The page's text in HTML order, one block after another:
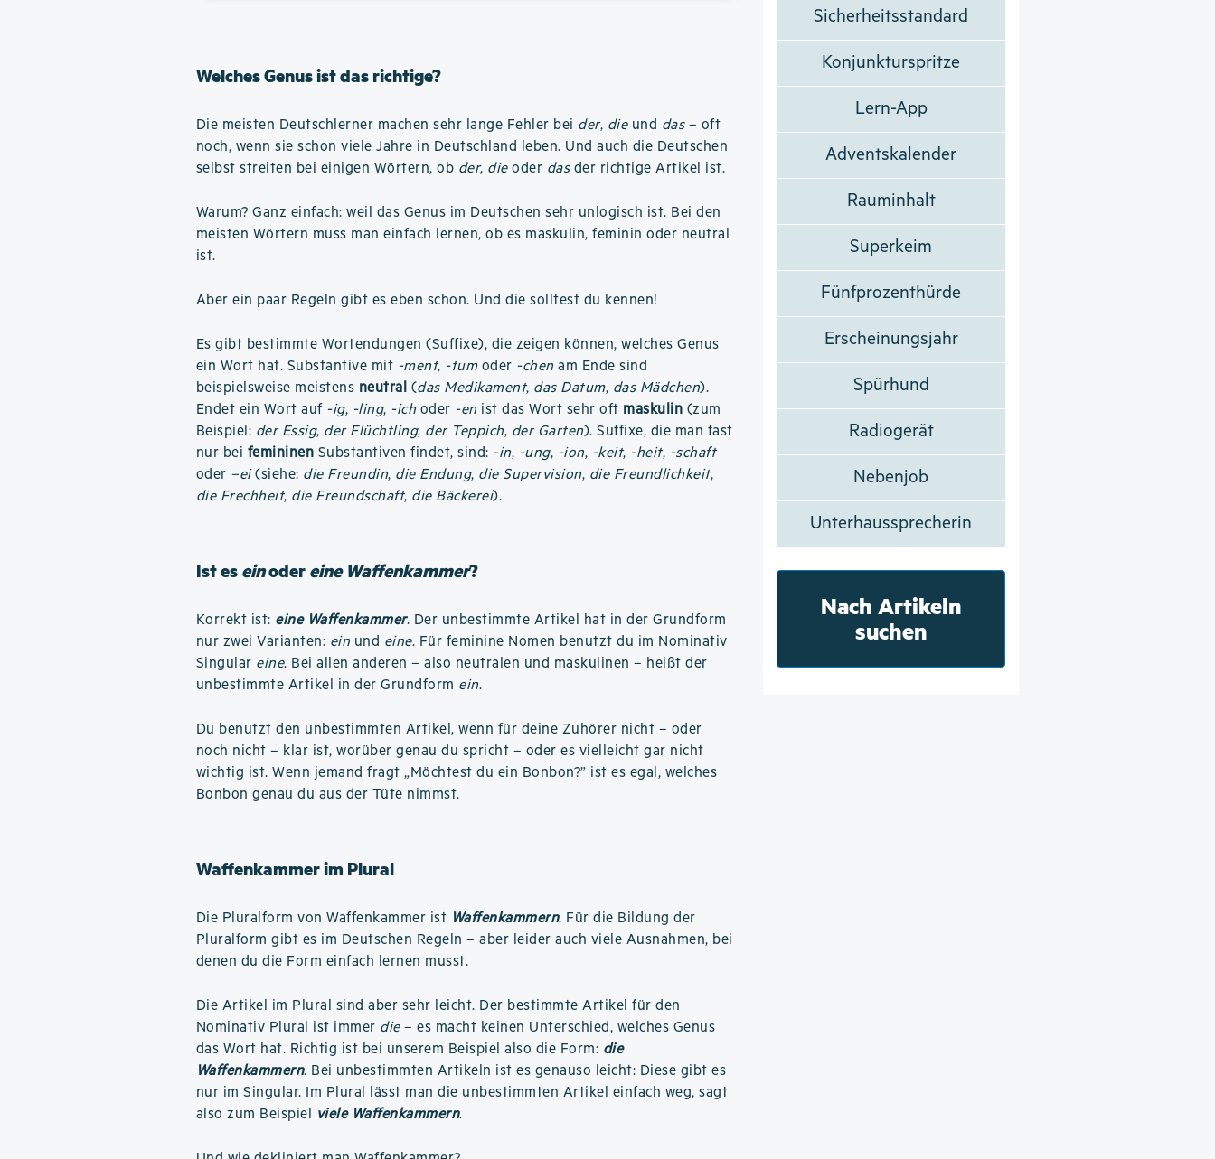
Welches Genus ist das richtige?
Die meisten Deutschlerner machen sehr lange Fehler bei der, dieund das– oft
noch, wenn sie schon viele Jahre in Deutschland leben. Und auch die Deutschen
selbst streiten bei einigen Wörtern, ob der, dieoder dasder richtige Artikel ist.
Warum? Ganz einfach: weil das Genus im Deutschen sehr unlogisch ist. Bei den
meisten Wörtern muss man einfach lernen, ob es maskulin, feminin oder neutral
ist.
Aber ein paar Regeln gibt es eben schon. Und die solltest du kennen!
Es gibt bestimmte Wortendungen (Suffixe), die zeigen können, welches Genus
ein Wort hat. Substantive mit -ment, -tumoder -chen am Ende sind
beispielsweise meistens neutral (das Medikament, das Datum, das Mädchen).
Endet ein Wort auf -ig, -ling, -ich oder -en ist das Wort sehr oft maskulin (zum
Beispiel: der Essig, der Flüchtling, der Teppich, der Garten). Suffixe, die man fast
nur bei femininen Substantiven findet, sind: -in, -ung, -ion, -keit, -heit, -schaft
oder –ei(siehe: die Freundin, die Endung, die Supervision, die Freundlichkeit,
die Frechheit, die Freundschaft, die Bäckerei).
Ist eseinodereine Waffenkammer?
Korrekt ist: eine Waffenkammer. Der unbestimmte Artikel hat in der Grundform
nur zwei Varianten: ein und eine. Für feminine Nomen benutzt du im Nominativ
Singular eine. Bei allen anderen – also neutralen und maskulinen – heißt der
unbestimmte Artikel in der Grundform ein.
Du benutzt den unbestimmten Artikel, wenn für deine Zuhörer nicht – oder
noch nicht – klar ist, worüber genau du spricht – oder es vielleicht gar nicht
wichtig ist. Wenn jemand fragt „Möchtest du ein Bonbon?” ist es egal, welches
Bonbon genau du aus der Tüte nimmst.
Waffenkammer im Plural
Die Pluralform von Waffenkammer ist Waffenkammern. Für die Bildung der
Pluralform gibt es im Deutschen Regeln – aber leider auch viele Ausnahmen, bei
denen du die Form einfach lernen musst.
Die Artikel im Plural sind aber sehr leicht. Der bestimmte Artikel für den
Nominativ Plural ist immer die– es macht keinen Unterschied, welches Genus
das Wort hat. Richtig ist bei unserem Beispiel also die Form: die
Waffenkammern. Bei unbestimmten Artikeln ist es genauso leicht: Diese gibt es
nur im Singular. Im Plural lässt man die unbestimmten Artikel einfach weg, sagt
also zum Beispiel viele Waffenkammern.
Sicherheitsstandard
Konjunkturspritze
Lern-App
Adventskalender
Rauminhalt
Superkeim
Fünfprozenthürde
Erscheinungsjahr
Spürhund
Radiogerät
Nebenjob
Unterhaussprecherin
Nach Artikeln
suchen